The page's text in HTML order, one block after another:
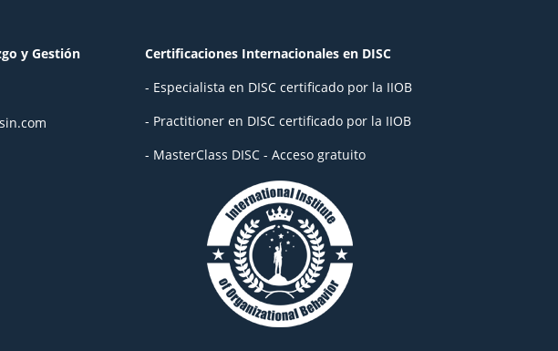
y Gestión
Certificaciones Internacionales en DISC
- Especialista en DISC certificado por la IIOB
- Practitioner en DISC certificado por la IIOB
- MasterClass DISC - Acceso gratuito